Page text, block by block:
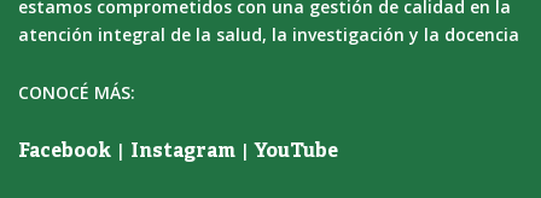
estamos comprometidos con una gestión de calidad en la
atención integral de la salud, la investigación y la docencia
CONOCÉ MÁS:
Facebook | Instagram |YouTube